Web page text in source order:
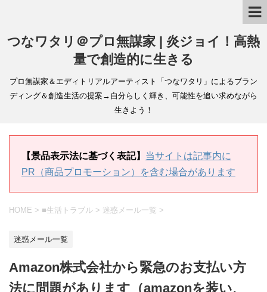
つなワタリ＠プロ無謀家 | 炎ジョイ！高熱
量で創造的に生きる
プロ無謀家＆エディトリアルアーティスト「つなワタリ」によるブラン
ディング＆創造生活の提案→自分らしく輝き、可能性を追い求めながら
生きよう！
【景品表示法に基づく表記】 当サイトは記事内に
PR（商品プロモーション）を含む場合があります
HOME > ■生活トラブル > 迷惑メール一覧 >
迷惑メール一覧
Amazon株式会社から緊急のお支払い方
法に問題があります（amazonを装い、